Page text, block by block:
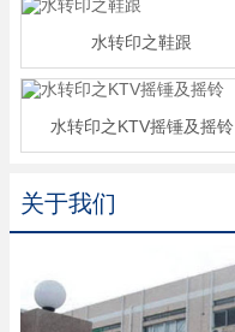
水转印之鞋跟
水转印之KTV摇锤及摇铃
关于我们